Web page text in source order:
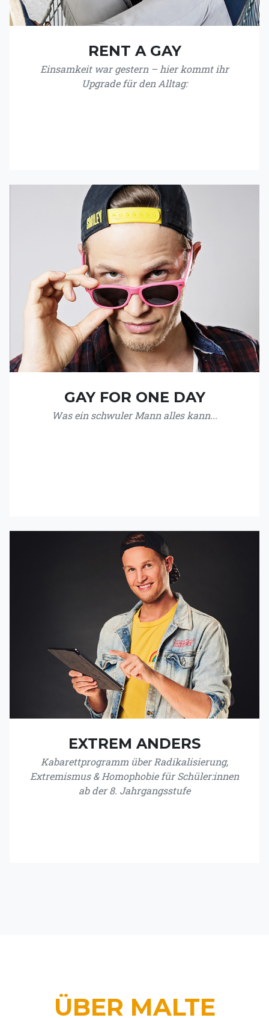
RENT A GAY
Einsamkeit war gestern – hier kommt ihr
Upgrade für den Alltag:
GAY FOR ONE DAY
Was ein schwuler Mann alles kann...
EXTREM ANDERS
Kabarettprogramm über Radikalisierung,
Extremismus & Homophobie für Schüler:innen
ab der 8. Jahrgangsstufe
ÜBER MALTE